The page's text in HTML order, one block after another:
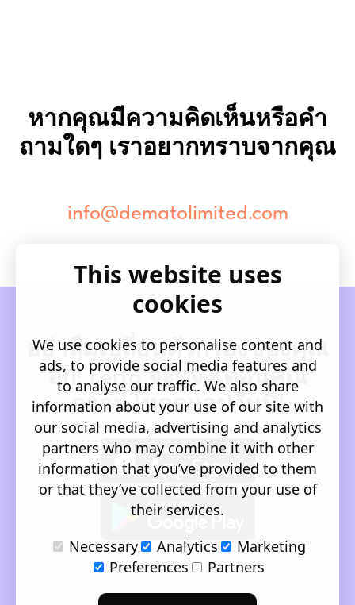
หากคุณมีความคิดเห็นหรือคำ
ถามใดๆ เราอยากทราบจากคุณ
info@dematolimited.com
อย่าลืมเปลี่ยนตัวกรองของคุณ
อีก! Lerto จะแจ้งเตือนคุณ
ดาวน์โหลดแอปวันนี้!
This website uses
cookies
We use cookies to personalise content and
ads, to provide social media features and
to analyse our traffic. We also share
information about your use of our site with
our social media, advertising and analytics
partners who may combine it with other
information that you’ve provided to them
or that they’ve collected from your use of
their services.
Necessary
Analytics
Marketing
Preferences
Partners